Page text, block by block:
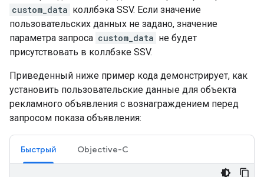
custom_data коллбэка SSV. Если значение
пользовательских данных не задано, значение
параметра запроса custom_data не будет
присутствовать в коллбэке SSV.
Приведенный ниже пример кода демонстрирует, как
установить пользовательские данные для объекта
рекламного объявления с вознаграждением перед
запросом показа объявления:
Быстрый Objective-C